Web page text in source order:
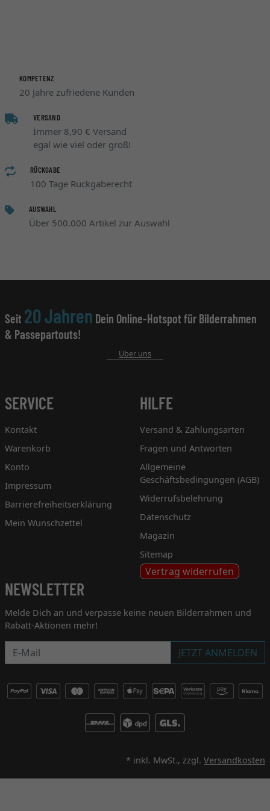
KOMPETENZ
20 Jahre zufriedene Kunden
VERSAND
Immer 8,90 € Versand
egal wie viel oder groß!
RÜCKGABE
100 Tage Rückgaberecht
AUSWAHL
Über 500.000 Artikel zur Auswahl
Seit 20 Jahren Dein Online-Hotspot für Bilderrahmen
& Passepartouts!
Über uns
SERVICE
Kontakt
Warenkorb
Konto
Impressum
Barrierefreiheitserklärung
Mein Wunschzettel
HILFE
Versand & Zahlungsarten
Fragen und Antworten
Allgemeine
Geschäftsbedingungen (AGB)
Widerrufsbelehrung
Datenschutz
Magazin
Sitemap
Vertrag widerrufen
NEWSLETTER
Melde Dich an und verpasse keine neuen Bilderrahmen und
Rabatt-Aktionen mehr!
Newsletter
JETZT ANMELDEN
* inkl. MwSt., zzgl. Versandkosten